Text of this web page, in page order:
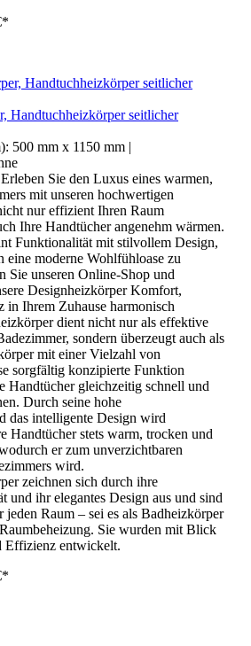
Handtuchheizkörper seitlicher
500 mm x 1150 mm |
Sie den Luxus eines warmen,
mit unseren hochwertigen
nur effizient Ihren Raum
Ihre Handtücher angenehm wärmen.
Funktionalität mit stilvollem Design,
eine moderne Wohlfühloase zu
Sie unseren Online-Shop und
Designheizkörper Komfort,
Ihrem Zuhause harmonisch
dient nicht nur als effektive
sondern überzeugt auch als
mit einer Vielzahl von
sorgfältig konzipierte Funktion
Handtücher gleichzeitig schnell und
Durch seine hohe
das intelligente Design wird
Handtücher stets warm, trocken und
er zum unverzichtbaren
wird.
zeichnen sich durch ihre
und ihr elegantes Design aus und sind
jeden Raum – sei es als Badheizkörper
Sie wurden mit Blick
Effizienz entwickelt.